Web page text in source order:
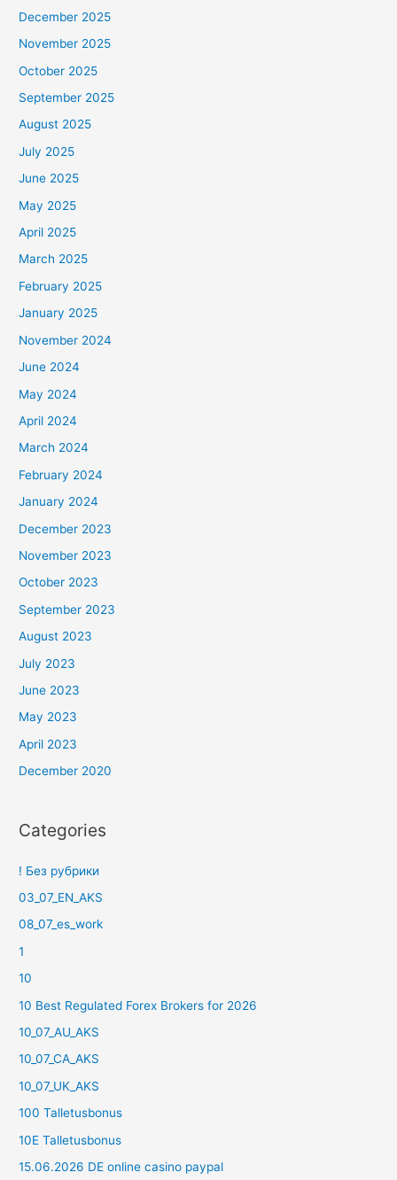
December 2025
November 2025
October 2025
September 2025
August 2025
July 2025
June 2025
May 2025
April 2025
March 2025
February 2025
January 2025
November 2024
June 2024
May 2024
April 2024
March 2024
February 2024
January 2024
December 2023
November 2023
October 2023
September 2023
August 2023
July 2023
June 2023
May 2023
April 2023
December 2020
Categories
! Без рубрики
03_07_EN_AKS
08_07_es_work
1
10
10 Best Regulated Forex Brokers for 2026
10_07_AU_AKS
10_07_CA_AKS
10_07_UK_AKS
100 Talletusbonus
10E Talletusbonus
15.06.2026 DE online casino paypal